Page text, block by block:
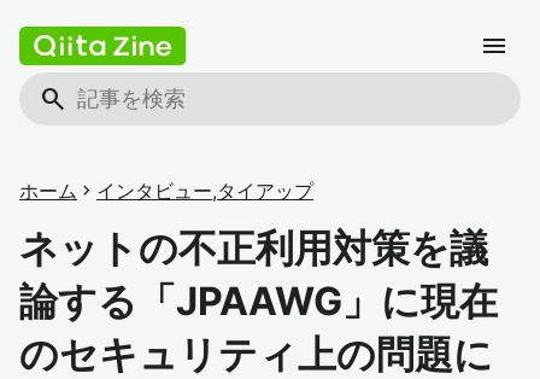
search
menu
ホーム chevron_right インタビュー,タイアップ
ネットの不正利用対策を議
論する「JPAAWG」に現在
のセキュリティ上の問題に